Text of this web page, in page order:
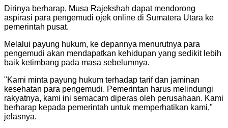
Dirinya berharap, Musa Rajekshah dapat mendorong
aspirasi para pengemudi ojek online di Sumatera Utara ke
pemerintah pusat.
Melalui payung hukum, ke depannya menurutnya para
pengemudi akan mendapatkan kehidupan yang sedikit lebih
baik ketimbang pada masa sebelumnya.
"Kami minta payung hukum terhadap tarif dan jaminan
kesehatan para pengemudi. Pemerintan harus melindungi
rakyatnya, kami ini semacam diperas oleh perusahaan. Kami
berharap kepada pemerintah untuk memperhatikan kami,"
jelasnya.